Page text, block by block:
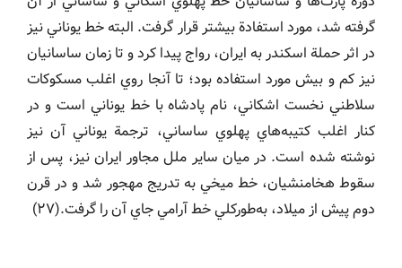
گرفته شد، مورد استفادة بيشتر قرار گرفت. البته خط يوناني نيز
در اثر حملة اسكندر به ايران، رواج پيدا كرد و تا زمان ساسانيان
نيز كم و بيش مورد استفاده بود؛ تا آنجا روي اغلب مسكوكات
سلاطني نخست اشكاني، نام پادشاه با خط يوناني است و در
كنار اغلب كتيبه‌هاي پهلوي ساساني، ترجمة يوناني آن نيز
نوشته شده است. در ميان ساير ملل مجاور ايران نيز، پس از
سقوط هخامنشيان، خط ميخي به تدريج مهجور شد و در قرن
دوم پيش از ميلاد، به‌طوركلي خط آرامي جاي آن را گرفت.(٢٧)